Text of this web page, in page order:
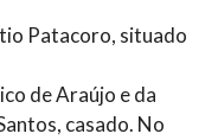
Patacoro, situado
de Araújo e da
casado. No